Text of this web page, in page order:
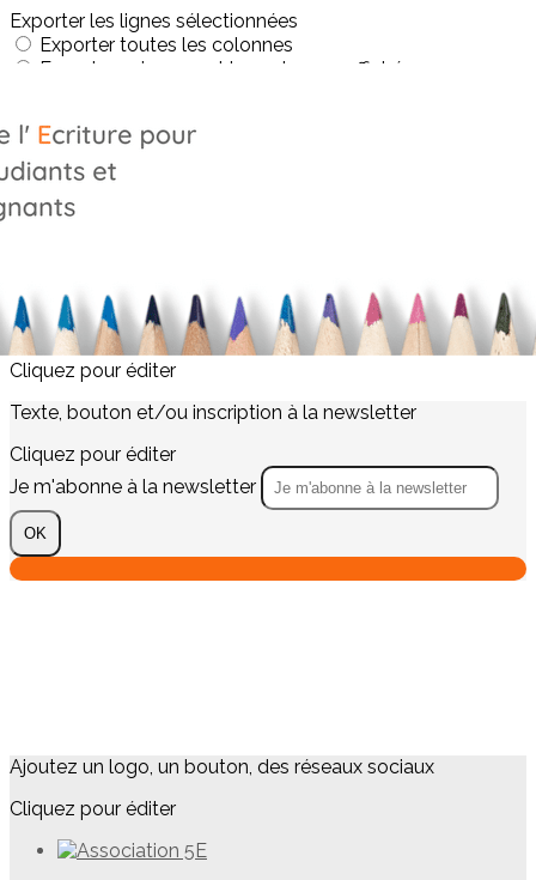
Exporter les lignes sélectionnées
Exporter toutes les colonnes
Exporter uniquement les colonnes affichées
La graphopédagogie
Le réseau des graphopédagogues
Images de la page d'accueil
Cliquez pour éditer
Texte, bouton et/ou inscription à la newsletter
Cliquez pour éditer
Je m'abonne à la newsletter
OK
Ajoutez un logo, un bouton, des réseaux sociaux
Cliquez pour éditer